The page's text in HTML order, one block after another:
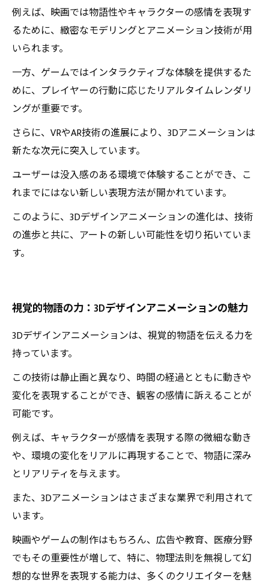
例えば、映画では物語性やキャラクターの感情を表現す
るために、緻密なモデリングとアニメーション技術が用
いられます。
一方、ゲームではインタラクティブな体験を提供するた
めに、プレイヤーの行動に応じたリアルタイムレンダリ
ングが重要です。
さらに、VRやAR技術の進展により、3Dアニメーションは
新たな次元に突入しています。
ユーザーは没入感のある環境で体験することができ、こ
れまでにはない新しい表現方法が開かれています。
このように、3Dデザインアニメーションの進化は、技術
の進歩と共に、アートの新しい可能性を切り拓いていま
す。
視覚的物語の力：3Dデザインアニメーションの魅力
3Dデザインアニメーションは、視覚的物語を伝える力を
持っています。
この技術は静止画と異なり、時間の経過とともに動きや
変化を表現することができ、観客の感情に訴えることが
可能です。
例えば、キャラクターが感情を表現する際の微細な動き
や、環境の変化をリアルに再現することで、物語に深み
とリアリティを与えます。
また、3Dアニメーションはさまざまな業界で利用されて
います。
映画やゲームの制作はもちろん、広告や教育、医療分野
でもその重要性が増して、特に、物理法則を無視して幻
想的な世界を表現する能力は、多くのクリエイターを魅